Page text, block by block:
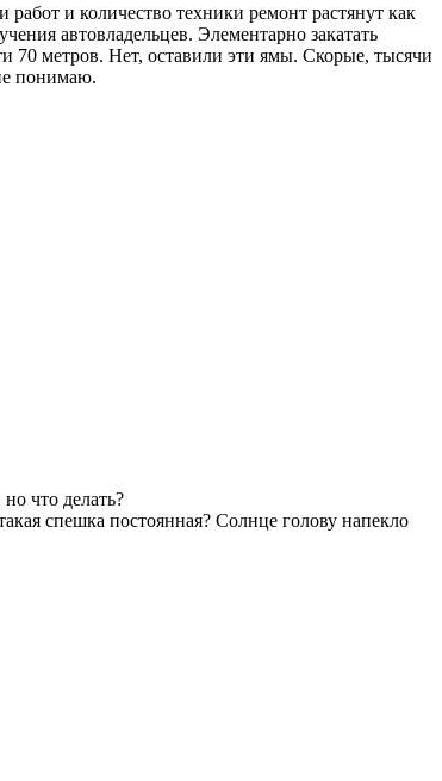
и количество техники ремонт растянут как
автовладельцев. Элементарно закатать
70 метров. Нет, оставили эти ямы. Скорые, тысячи
понимаю.
что делать?
спешка постоянная? Солнце голову напекло